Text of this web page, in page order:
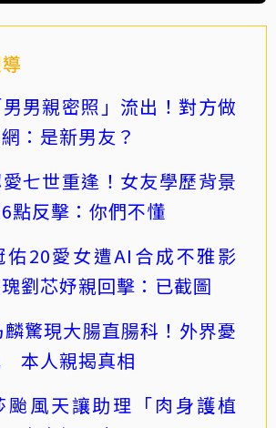
男親密照」流出！對方做
：是新男友？
七世重逢！女友學歷背景
反擊：你們不懂
佑20愛女遭AI合成不雅影
劉芯妤親回擊：已截圖
驚現大腸直腸科！外界憂
本人親揭真相
颱風天讓助理「肉身護植